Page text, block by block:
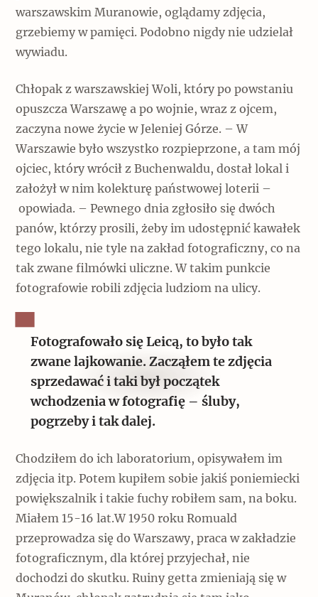
warszawskim Muranowie, oglądamy zdjęcia,
grzebiemy w pamięci. Podobno nigdy nie udzielał
wywiadu.
Chłopak z warszawskiej Woli, który po powstaniu
opuszcza Warszawę a po wojnie, wraz z ojcem,
zaczyna nowe życie w Jeleniej Górze. – W
Warszawie było wszystko rozpieprzone, a tam mój
ojciec, który wrócił z Buchenwaldu, dostał lokal i
założył w nim kolekturę państwowej loterii –
opowiada. – Pewnego dnia zgłosiło się dwóch
panów, którzy prosili, żeby im udostępnić kawałek
tego lokalu, nie tyle na zakład fotograficzny, co na
tak zwane filmówki uliczne. W takim punkcie
fotografowie robili zdjęcia ludziom na ulicy.
Fotografowało się Leicą, to było tak
zwane lajkowanie. Zacząłem te zdjęcia
sprzedawać i taki był początek
wchodzenia w fotografię – śluby,
pogrzeby i tak dalej.
Chodziłem do ich laboratorium, opisywałem im
zdjęcia itp. Potem kupiłem sobie jakiś poniemiecki
powiększalnik i takie fuchy robiłem sam, na boku.
Miałem 15-16 lat.W 1950 roku Romuald
przeprowadza się do Warszawy, praca w zakładzie
fotograficznym, dla której przyjechał, nie
dochodzi do skutku. Ruiny getta zmieniają się w